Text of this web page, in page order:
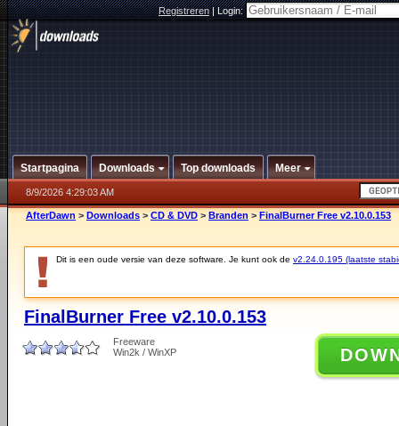
Registreren|Login:
Startpagina Downloads Top downloads Meer
8/9/2026 4:29:03 AM
AfterDawn > Downloads > CD & DVD > Branden > FinalBurner Free v2.10.0.153
Dit is een oude versie van deze software. Je kunt ook de v2.24.0.195 (laatste
FinalBurner Free v2.10.0.153
Freeware
Win2k / WinXP